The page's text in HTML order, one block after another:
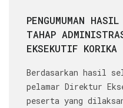
PENGUMUMAN
TAHAP
EKSEKUTIF KORIKA
Berdasarkan hasil
pelamar Direktur
peserta yang